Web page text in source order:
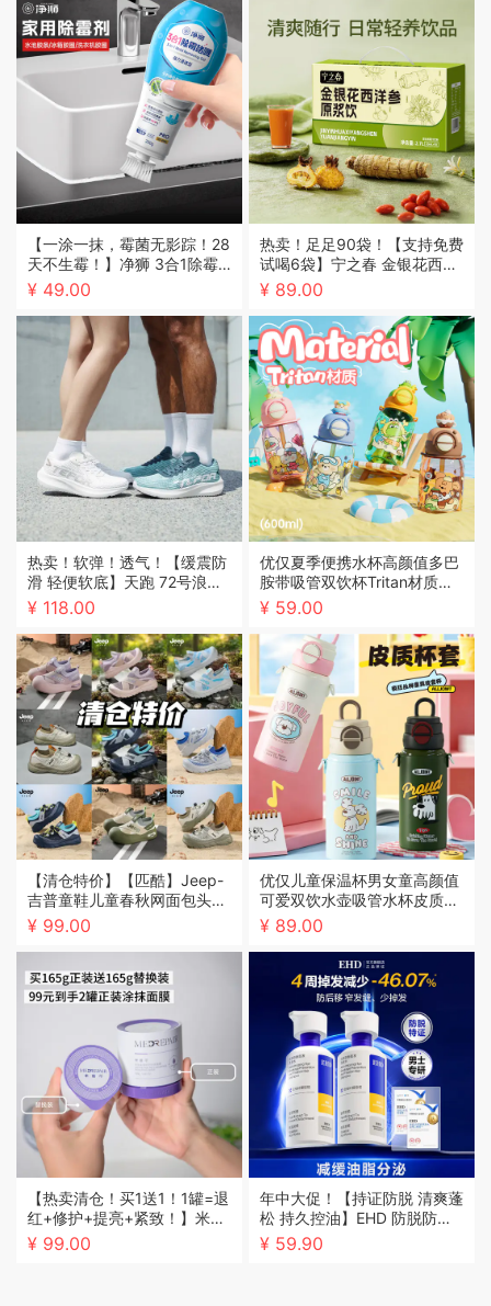
【一涂一抹，霉菌无影踪！28
天不生霉！】净狮 3合1除霉
啫喱 一涂净除厨卫胶条黑霉
¥ 49.00
热卖！足足90袋！【支持免费
试喝6袋】宁之春 金银花西洋
参原浆饮 清润回甘 清爽醇厚
¥ 89.00
热卖！软弹！透气！【缓震防
滑 轻便软底】天跑 72号浪潮
时尚运动跑鞋 无缝贴合不磨脚
2
¥ 118.00
优仅夏季便携水杯高颜值多巴
胺带吸管双饮杯Tritan材质安
全无异味
¥ 59.00
【清仓特价】【匹酷】Jeep-
吉普童鞋儿童春秋网面包头凉
鞋男女童夏季休闲鞋运动鞋27
¥ 99.00
优仅儿童保温杯男女童高颜值
可爱双饮水壶吸管水杯皮质杯
套316内胆
¥ 89.00
【热卖清仓！买1送1！1罐=退
红+修护+提亮+紧致！】米蓓
尔 轻龄紧致修护涂抹面膜2.0
¥ 99.00
年中大促！【持证防脱 清爽蓬
松 持久控油】EHD 防脱防断
固发洗发水 侧柏植萃配方 深
¥ 59.90